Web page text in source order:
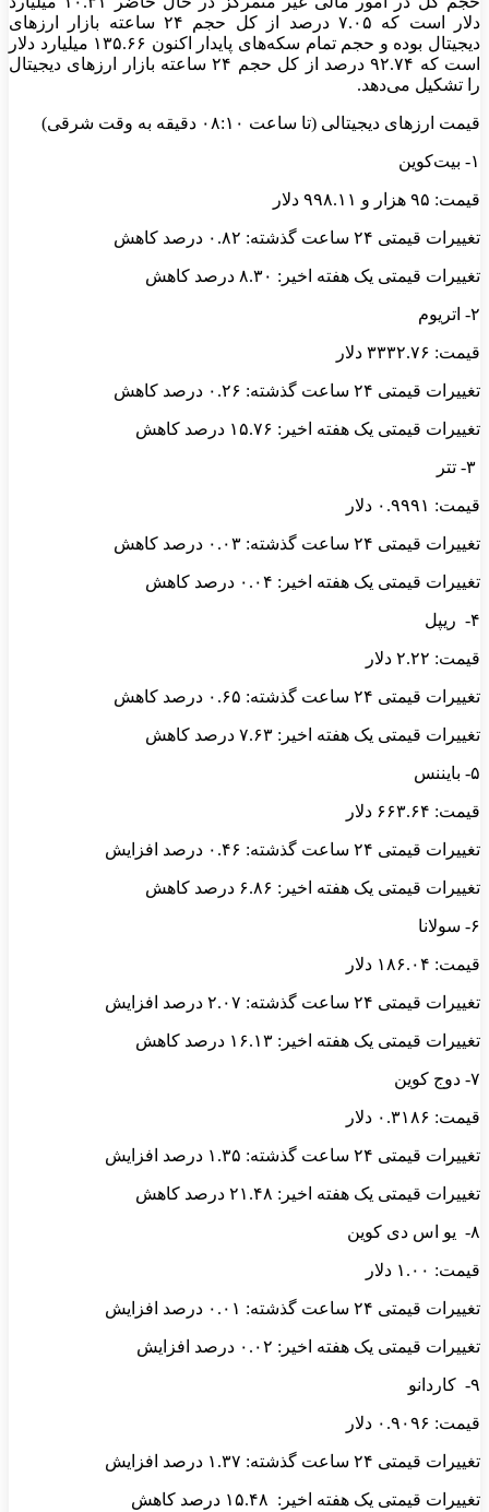
دلار است که ۷.۰۵ درصد از کل حجم ۲۴ ساعته بازار ارزهای
دیجیتال بوده و حجم تمام سکه‌های پایدار اکنون ۱۳۵.۶۶ میلیارد دلار
است که ۹۲.۷۴ درصد از کل حجم ۲۴ ساعته بازار ارزهای دیجیتال
را تشکیل می‌دهد.
قیمت ارزهای دیجیتالی (تا ساعت ۰۸:۱۰ دقیقه به وقت شرقی)
۱- بیت‌کوین
قیمت: ۹۵ هزار و ۹۹۸.۱۱ دلار
تغییرات قیمتی ۲۴ ساعت گذشته: ۰.۸۲ درصد کاهش
تغییرات قیمتی یک هفته اخیر: ۸.۳۰ درصد کاهش
۲- اتریوم
قیمت: ۳۳۳۲.۷۶ دلار
تغییرات قیمتی ۲۴ ساعت گذشته: ۰.۲۶ درصد کاهش
تغییرات قیمتی یک هفته اخیر: ۱۵.۷۶ درصد کاهش
قیمت: ۰.۹۹۹۱ دلار
تغییرات قیمتی ۲۴ ساعت گذشته: ۰.۰۳ درصد کاهش
تغییرات قیمتی یک هفته اخیر: ۰.۰۴ درصد کاهش
۴- ریپل
قیمت: ۲.۲۲ دلار
تغییرات قیمتی ۲۴ ساعت گذشته: ۰.۶۵ درصد کاهش
تغییرات قیمتی یک هفته اخیر: ۷.۶۳ درصد کاهش
۵- بایننس
قیمت: ۶۶۳.۶۴ دلار
تغییرات قیمتی ۲۴ ساعت گذشته: ۰.۴۶ درصد افزایش
تغییرات قیمتی یک هفته اخیر: ۶.۸۶ درصد کاهش
۶- سولانا
قیمت: ۱۸۶.۰۴ دلار
تغییرات قیمتی ۲۴ ساعت گذشته: ۲.۰۷ درصد افزایش
تغییرات قیمتی یک هفته اخیر: ۱۶.۱۳ درصد کاهش
۷- دوج کوین
قیمت: ۰.۳۱۸۶ دلار
تغییرات قیمتی ۲۴ ساعت گذشته: ۱.۳۵ درصد افزایش
تغییرات قیمتی یک هفته اخیر: ۲۱.۴۸ درصد کاهش
۸- یو اس دی کوین
قیمت: ۱.۰۰ دلار
تغییرات قیمتی ۲۴ ساعت گذشته: ۰.۰۱ درصد افزایش
تغییرات قیمتی یک هفته اخیر: ۰.۰۲ درصد افزایش
۹- کاردانو
قیمت: ۰.۹۰۹۶ دلار
تغییرات قیمتی ۲۴ ساعت گذشته: ۱.۳۷ درصد افزایش
تغییرات قیمتی یک هفته اخیر: ۱۵.۴۸ درصد کاهش